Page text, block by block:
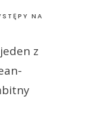
NA
z